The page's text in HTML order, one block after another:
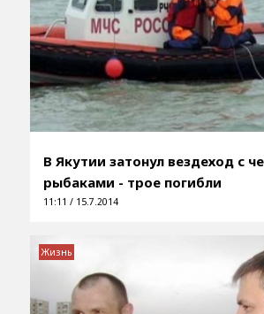
В Якутии затонул вездеход с
рыбаками - трое погибли
11:11 / 15.7.2014
Жизнь